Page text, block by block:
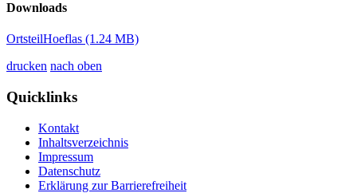
Downloads
OrtsteilHoeflas (1.24 MB)
drucken nach oben
Quicklinks
Kontakt
Inhaltsverzeichnis
Impressum
Datenschutz
Erklärung zur Barrierefreiheit